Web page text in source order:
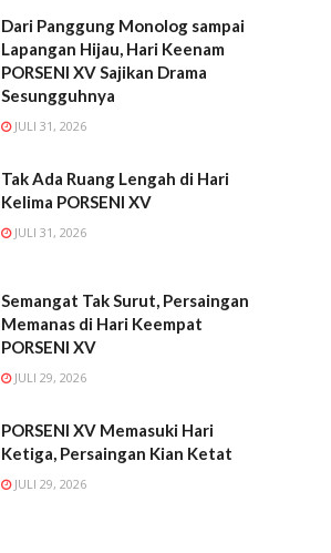
Dari Panggung Monolog sampai
Lapangan Hijau, Hari Keenam
PORSENI XV Sajikan Drama
Sesungguhnya
JULI 31, 2026
Tak Ada Ruang Lengah di Hari
Kelima PORSENI XV
JULI 31, 2026
Semangat Tak Surut, Persaingan
Memanas di Hari Keempat
PORSENI XV
JULI 29, 2026
PORSENI XV Memasuki Hari
Ketiga, Persaingan Kian Ketat
JULI 29, 2026